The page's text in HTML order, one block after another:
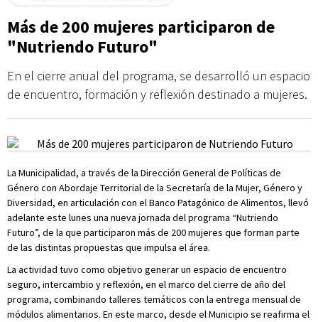
Más de 200 mujeres participaron de
"Nutriendo Futuro"
En el cierre anual del programa, se desarrolló un espacio
de encuentro, formación y reflexión destinado a mujeres.
La Municipalidad, a través de la Dirección General de Políticas de
Género con Abordaje Territorial de la Secretaría de la Mujer, Género y
Diversidad, en articulación con el Banco Patagónico de Alimentos, llevó
adelante este lunes una nueva jornada del programa “Nutriendo
Futuro”, de la que participaron más de 200 mujeres que forman parte
de las distintas propuestas que impulsa el área.
La actividad tuvo como objetivo generar un espacio de encuentro
seguro, intercambio y reflexión, en el marco del cierre de año del
programa, combinando talleres temáticos con la entrega mensual de
módulos alimentarios. En este marco, desde el Municipio se reafirma el